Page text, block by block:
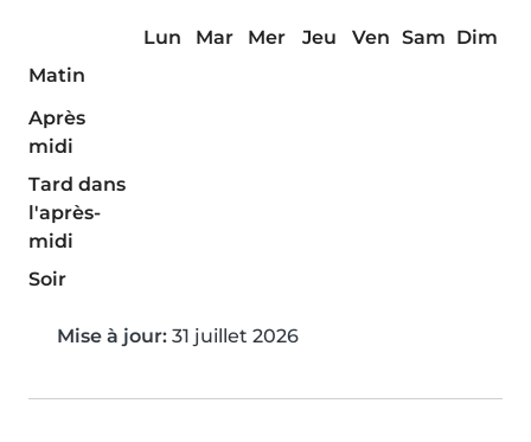
Lun Mar Mer Jeu Ven Sam Dim
Matin
Après
midi
Tard dans
l'après-
midi
Soir
Mise à jour: 31 juillet 2026